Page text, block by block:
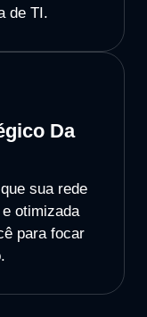
de TI.
Da
sua rede
otimizada
para focar